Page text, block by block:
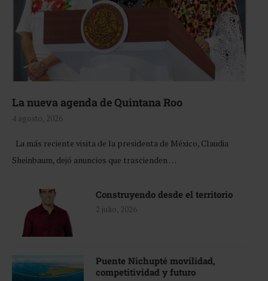
La nueva agenda de Quintana Roo
4 agosto, 2026
La más reciente visita de la presidenta de México, Claudia
Sheinbaum, dejó anuncios que trascienden …
Construyendo desde el territorio
2 julio, 2026
Puente Nichupté movilidad,
competitividad y futuro